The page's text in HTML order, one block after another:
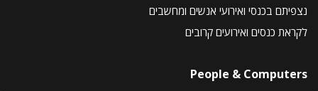
נצפיתם בכנסי ואירועי אנשים ומחשבים
לקראת כנסים ואירועים קרובים
People & Computers